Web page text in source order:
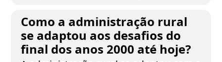
Como a administração rural
se adaptou aos desafios do
final dos anos 2000 até hoje?